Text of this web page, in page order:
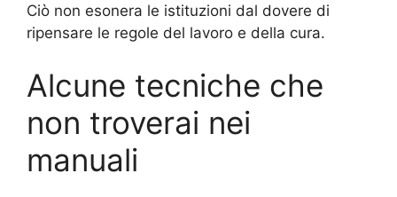
Ciò non esonera le istituzioni dal dovere di
ripensare le regole del lavoro e della cura.
Alcune tecniche che
non troverai nei
manuali